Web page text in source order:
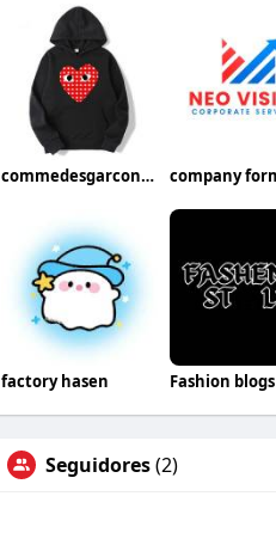
commedesgarconsco
factory hasen Fashion blogs
Seguidores(2)